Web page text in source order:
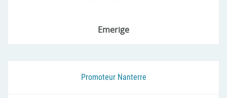
Emerige
Promoteur Nanterre